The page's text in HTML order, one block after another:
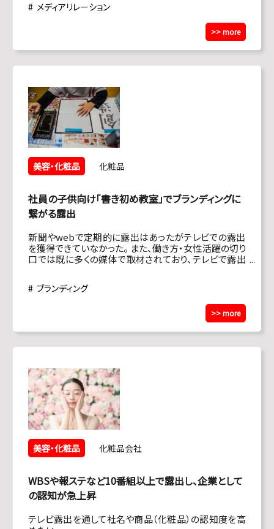
メディアリレーション
>> more
美容・化粧品 化粧品
社員の子供向け「書き初め教室」でブランディングに
繋がる露出
新聞やwebで定期的に露出はあったがテレビでの露出
を獲得できていなかった。 また、働き方・女性活躍の切り
口では既に多くの媒体で取材されており、テレビで露出
ブランディング
>> more
美容・化粧品 化粧品会社
WBSや報ステなど10番組以上で露出し、企業として
の認知が急上昇
テレビ露出を通して社名や商品（化粧品）の認知度を高